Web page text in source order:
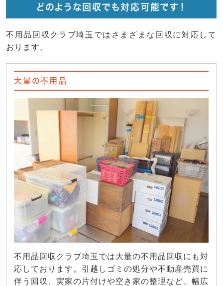
どのような回収でも対応可能です！
不用品回収クラブ埼玉ではさまざまな回収に対応して
おります。
大量の不用品
不用品回収クラブ埼玉では大量の不用品回収にも対
応しております。引越しゴミの処分や不動産売買に
伴う回収、実家の片付けや空き家の整理など、幅広